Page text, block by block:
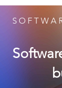
S O F T W